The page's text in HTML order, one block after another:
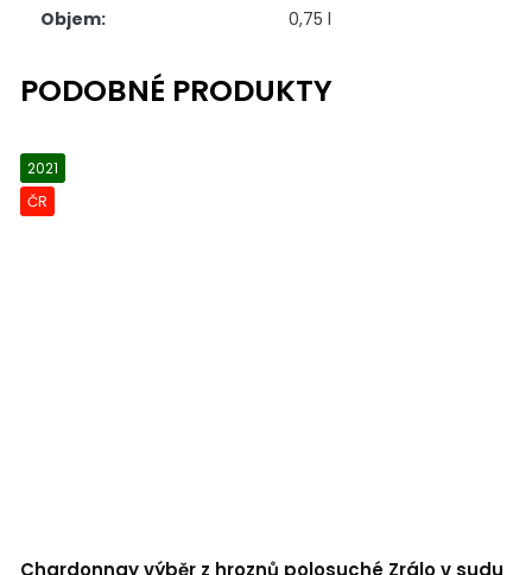
Objem: 0,75 l
2021
ČR
Chardonnay výběr z hroznů polosuché Zrálo v sudu